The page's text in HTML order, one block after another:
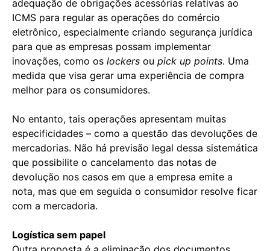
adequação de obrigações acessórias relativas ao
ICMS para regular as operações do comércio
eletrônico, especialmente criando segurança jurídica
para que as empresas possam implementar
inovações, como os lockers ou pick up points. Uma
medida que visa gerar uma experiência de compra
melhor para os consumidores.
No entanto, tais operações apresentam muitas
especificidades – como a questão das devoluções de
mercadorias. Não há previsão legal dessa sistemática
que possibilite o cancelamento das notas de
devolução nos casos em que a empresa emite a
nota, mas que em seguida o consumidor resolve ficar
com a mercadoria.
Logística sem papel